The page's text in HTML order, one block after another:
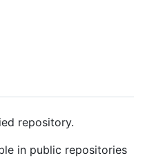
repository.
in public repositories